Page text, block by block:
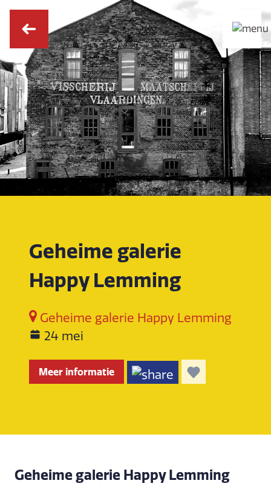
Geheime galerie
Happy Lemming
Geheime galerie Happy Lemming
24 mei
Meer informatie
Geheime galerie Happy Lemming